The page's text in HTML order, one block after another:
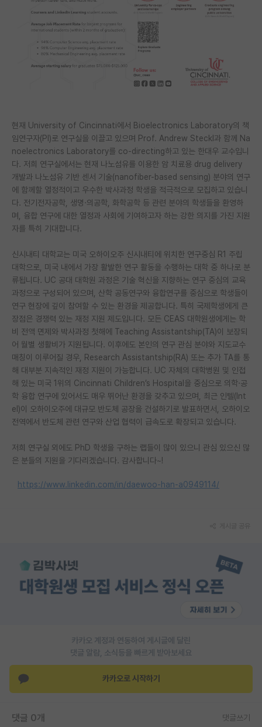
홍보 게시판
커리어
유학교육
재팬라운지 🌸
현재 University of Cincinnati에서 Bioelectronics Laboratory의 책
임연구자(PI)로 연구실을 이끌고 있으며 Prof. Andrew Steckl과 함께 Na
noelectronics Laboratory를 co-directing하고 있는 한대우 교수입니
다. 저희 연구실에서는 현재 나노섬유를 이용한 암 치료용 drug delivery
개발과 나노섬유 기반 센서 기술(nanofiber-based sensing) 분야의 연구
에 함께할 열정적이고 우수한 박사과정 학생을 적극적으로 모집하고 있습니
다. 전기전자공학, 생명·의공학, 화학공학 등 관련 분야의 학생들을 환영하
며, 융합 연구에 대한 열정과 사회에 기여하고자 하는 강한 의지를 가진 지원
자를 특히 기대합니다.
신시내티 대학교는 미국 오하이오주 신시내티에 위치한 연구중심 R1 주립
대학으로, 미국 내에서 가장 활발한 연구 활동을 수행하는 대학 중 하나로 분
류됩니다. UC 공대 대학원 과정은 기술 혁신을 지향하는 연구 중심의 교육
과정으로 구성되어 있으며, 산학 공동연구와 융합연구를 중심으로 학생들이
연구 현장에 깊이 참여할 수 있는 환경을 제공합니다. 특히 국제학생에게 큰
장점은 경쟁력 있는 재정 지원 제도입니다. 모든 CEAS 대학원생에게는 학
비 전액 면제와 박사과정 첫해에 Teaching Assistantship(TA)이 보장되
어 월별 생활비가 지원됩니다. 이후에도 본인의 연구 관심 분야와 지도교수
매칭이 이루어질 경우, Research Assistantship(RA) 또는 추가 TA를 통
해 대부분 지속적인 재정 지원이 가능합니다. UC 자체의 대학병원 및 인접
해 있는 미국 1위의 Cincinnati Children’s Hospital을 중심으로 의학·공
학 융합 연구에 있어서도 매우 뛰어난 환경을 갖추고 있으며, 최근 인텔(Int
el)이 오하이오주에 대규모 반도체 공장을 건설하기로 발표하면서, 오하이오
전역에서 반도체 관련 연구와 산업 협력이 급속도로 확장되고 있습니다.
저희 연구실 외에도 PhD 학생을 구하는 랩들이 많이 있으니 관심 있으신 많
은 분들의 지원을 기다리겠습니다. 감사합니다~!
https://www.linkedin.com/in/daewoo-han-a0949114/
카카오 계정과 연동하여 게시글에 달린
댓글 알람, 소식등을 빠르게 받아보세요
카카오로 시작하기
댓글 0개 댓글쓰기